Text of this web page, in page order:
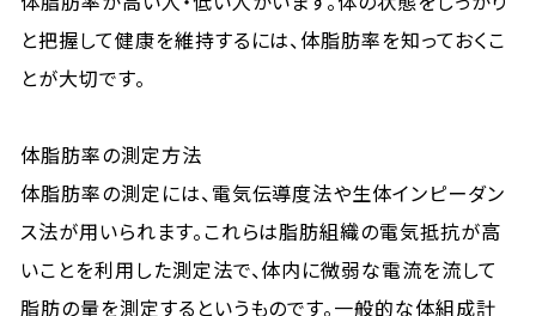
と把握して健康を維持するには、体脂肪率を知っておくこ
とが大切です。
体脂肪率の測定方法
体脂肪率の測定には、電気伝導度法や生体インピーダン
ス法が用いられます。これらは脂肪組織の電気抵抗が高
いことを利用した測定法で、体内に微弱な電流を流して
脂肪の量を測定するというものです。一般的な体組成計